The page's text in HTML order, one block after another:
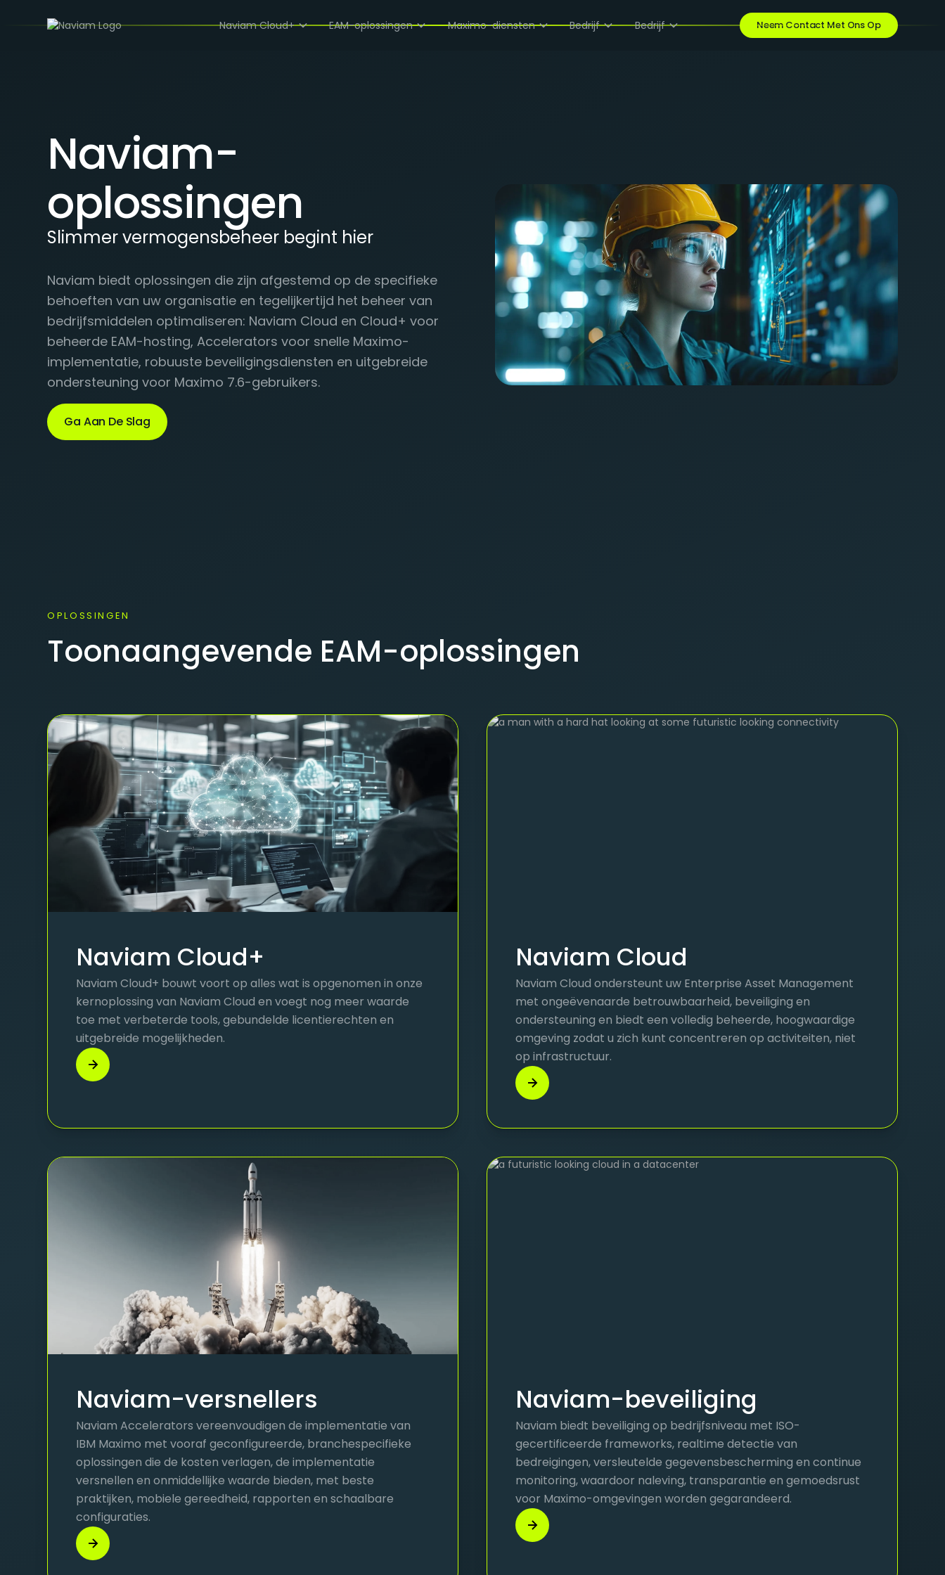
Naviam Cloud+ EAM-oplossingen Maximo-diensten Bedrijf Bedrijf Neem Contact Met Ons Op
Naviam-
oplossingen
Slimmer vermogensbeheer begint hier
Naviam biedt oplossingen die zijn afgestemd op de specifieke
behoeften van uw organisatie en tegelijkertijd het beheer van
bedrijfsmiddelen optimaliseren: Naviam Cloud en Cloud+ voor
beheerde EAM-hosting, Accelerators voor snelle Maximo-
implementatie, robuuste beveiligingsdiensten en uitgebreide
ondersteuning voor Maximo 7.6-gebruikers.
Ga Aan De Slag
OPLOSSINGEN
Toonaangevende EAM-oplossingen
Naviam Cloud+
Naviam Cloud+ bouwt voort op alles wat is opgenomen in onze
kernoplossing van Naviam Cloud en voegt nog meer waarde
toe met verbeterde tools, gebundelde licentierechten en
uitgebreide mogelijkheden.
Naviam Cloud
Naviam Cloud ondersteunt uw Enterprise Asset Management
met ongeëvenaarde betrouwbaarheid, beveiliging en
ondersteuning en biedt een volledig beheerde, hoogwaardige
omgeving zodat u zich kunt concentreren op activiteiten, niet
op infrastructuur.
Naviam-versnellers
Naviam Accelerators vereenvoudigen de implementatie van
IBM Maximo met vooraf geconfigureerde, branchespecifieke
oplossingen die de kosten verlagen, de implementatie
versnellen en onmiddellijke waarde bieden, met beste
praktijken, mobiele gereedheid, rapporten en schaalbare
configuraties.
Naviam-beveiliging
Naviam biedt beveiliging op bedrijfsniveau met ISO-
gecertificeerde frameworks, realtime detectie van
bedreigingen, versleutelde gegevensbescherming en continue
monitoring, waardoor naleving, transparantie en gemoedsrust
voor Maximo-omgevingen worden gegarandeerd.